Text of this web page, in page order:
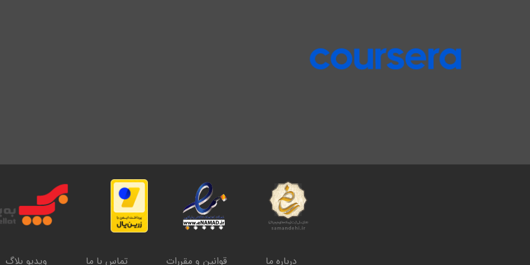
درباره ما قوانین و مقررات تماس با ما ویدیو بلاگ